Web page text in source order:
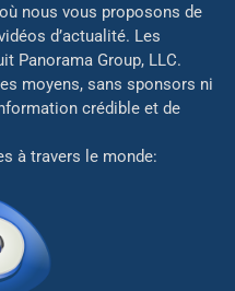
nous vous proposons de
d’actualité. Les
Panorama Group, LLC.
moyens, sans sponsors ni
crédible et de
à travers le monde: